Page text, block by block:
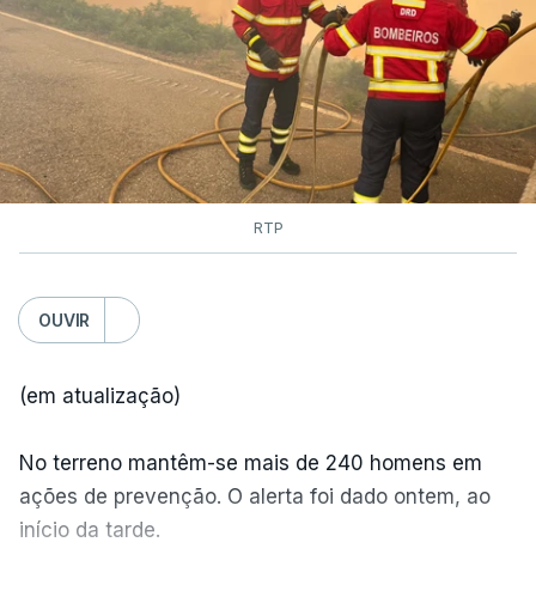
dias ou semanas para controlar o fogo. Mais de
dois mil operacionais estão no terreno no combate
às chamas.
RTP
OUVIR
(em atualização)
No terreno mantêm-se mais de 240 homens em
ações de prevenção. O alerta foi dado ontem, ao
início da tarde.